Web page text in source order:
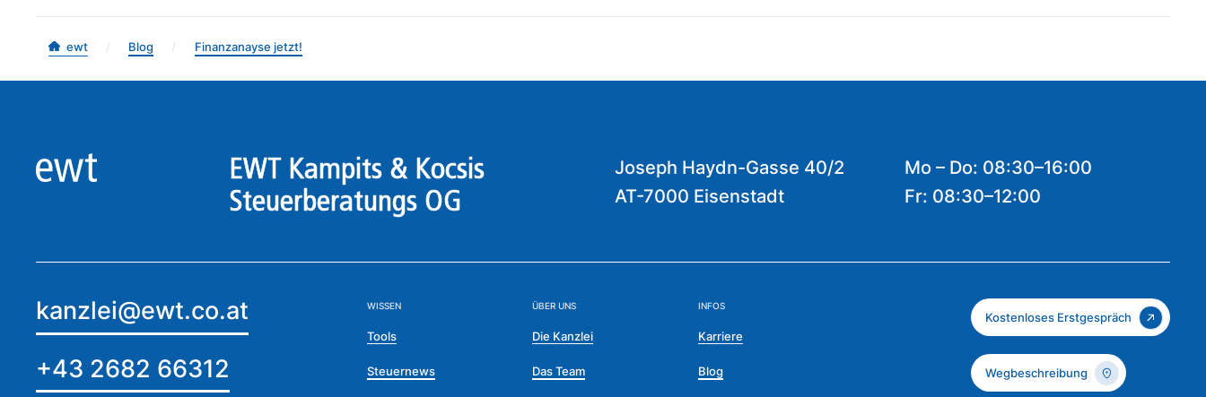
ewt / Blog / Finanzanayse jetzt!
EWT Kampits & Kocsis
Steuerberatungs OG
Joseph Haydn-Gasse 40/2
AT-7000 Eisenstadt
Mo – Do: 08:30–16:00
Fr: 08:30–12:00
kanzlei@ewt.co.at
+43 2682 66312
WISSEN
Tools
Steuernews
ÜBER UNS
Die Kanzlei
Das Team
INFOS
Karriere
Blog
Kostenloses Erstgespräch
Wegbeschreibung